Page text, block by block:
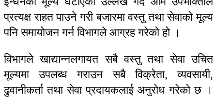
प्रत्यक्ष राहत पाउने गरी बजारमा वस्तु तथा सेवाको मूल्य
पनि समायोजन गर्न विभागले आग्रह गरेको हो ।
विभागले खाद्यान्नलगायत सबै वस्तु तथा सेवा उचित
मूल्यमा उपलब्ध गराउन सबै विक्रेता, व्यवसायी,
ढुवानीकर्ता तथा सेवा प्रदायकलाई अनुरोध गरेको छ ।